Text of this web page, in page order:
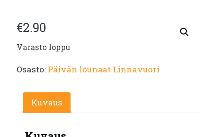
€2.90
Varasto loppu
Osasto: Päivän lounaat Linnavuori
Kuvaus